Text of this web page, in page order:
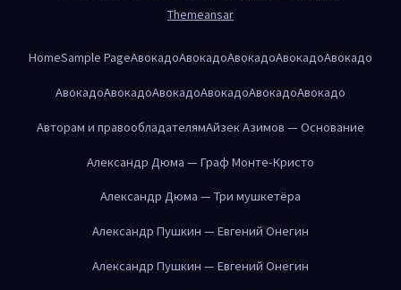
Themeansar
HomeSample PageАвокадоАвокадоАвокадоАвокадоАвокадо
АвокадоАвокадоАвокадоАвокадоАвокадоАвокадо
Авторам и правообладателямАйзек Азимов — Основание
Александр Дюма — Граф Монте-Кристо
Александр Дюма — Три мушкетёра
Александр Пушкин — Евгений Онегин
Александр Пушкин — Евгений Онегин